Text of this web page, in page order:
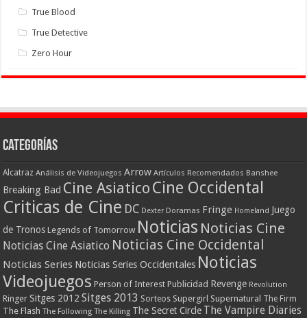
True Blood
True Detective
Zero Hour
Categorías
Alcatraz Análisis de Videojuegos Arrow Artículos Recomendados Banshee
Breaking Bad Cine AsiaticoCine Occidental
Criticas de Cine DC Dexter Doramas Fringe Homeland Juego
de Tronos Legends of Tomorrow Noticias Noticias Cine
Noticias Cine Asiatico Noticias Cine Occidental
Noticias Series Noticias Series Occidentales Noticias
Videojuegos Person of Interest Publicidad Revenge Revolution
Ringer Sitges 2012 Sitges 2013 Sorteos Supergirl Supernatural The Firm
The Flash The Following The Killing The Secret Circle The Vampire Diaries